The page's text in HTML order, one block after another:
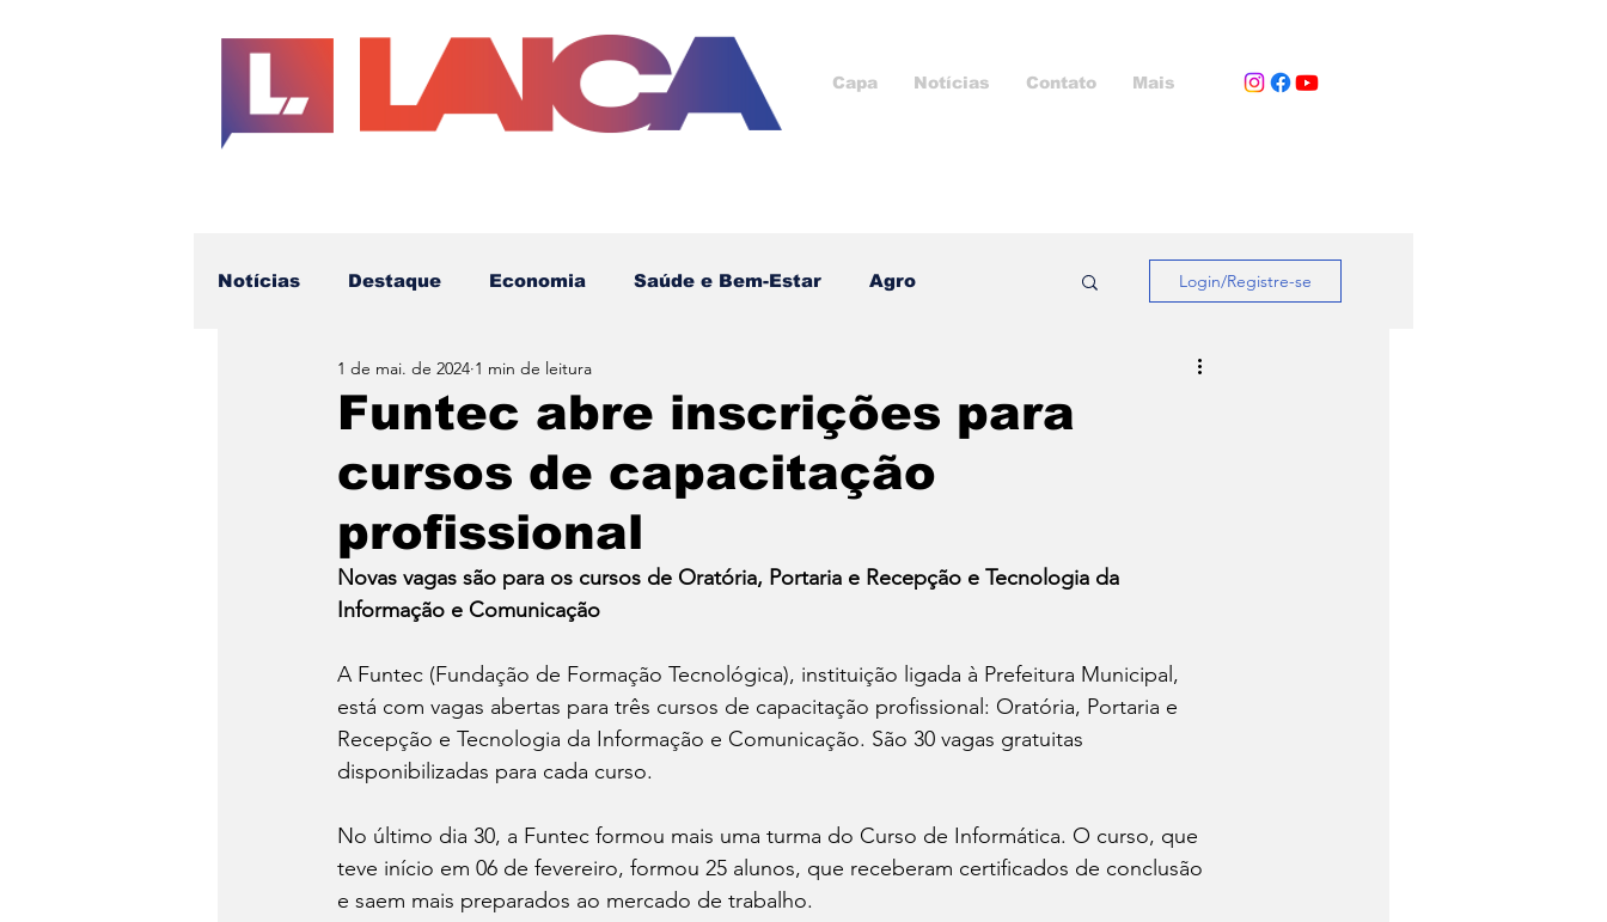
Capa Notícias Contato Mais
Notícias Destaque Economia Saúde e Bem-Estar Agro
Educação Cotidiano Cultura e Lazer
Futuro da Imprensa Tecnologia Ad Negócios e Oportunidades
Notícias da semana Política
Login/Registre-se
Funtec abre inscrições para
cursos de capacitação
profissional
1 de mai. de 2024 1 min de leitura
Novas vagas são para os cursos de Oratória, Portaria e Recepção e Tecnologia da
Informação e Comunicação
A Funtec (Fundação de Formação Tecnológica), instituição ligada à Prefeitura Municipal,
está com vagas abertas para três cursos de capacitação profissional: Oratória, Portaria e
Recepção e Tecnologia da Informação e Comunicação. São 30 vagas gratuitas
disponibilizadas para cada curso.
No último dia 30, a Funtec formou mais uma turma do Curso de Informática. O curso, que
teve início em 06 de fevereiro, formou 25 alunos, que receberam certificados de conclusão
e saem mais preparados ao mercado de trabalho.